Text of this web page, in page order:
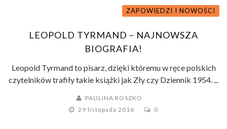
ZAPOWIEDZI I NOWOŚCI
LEOPOLD TYRMAND – NAJNOWSZA
BIOGRAFIA!
Leopold Tyrmand to pisarz, dzięki któremu w ręce polskich
czytelników trafiły takie książki jak Zły czy Dziennik 1954. ...
PAULINA ROSZKO
29 listopada 2016
0